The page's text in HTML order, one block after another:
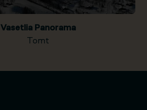
Vasetlia Panorama
Tomt